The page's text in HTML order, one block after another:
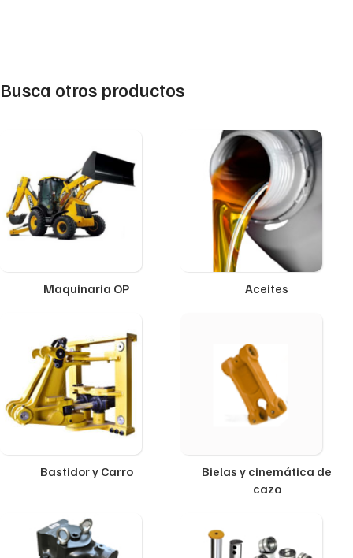
Busca otros productos
Maquinaria OP Aceites
Bastidor y Carro
Bielas y cinemática de
cazo